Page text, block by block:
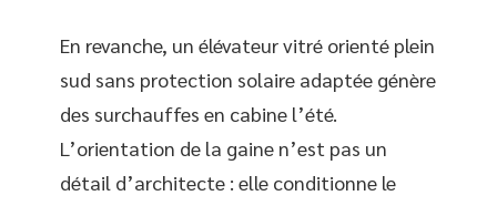
En revanche, un élévateur vitré orienté plein
sud sans protection solaire adaptée génère
des surchauffes en cabine l’été.
L’orientation de la gaine n’est pas un
détail d’architecte : elle conditionne le